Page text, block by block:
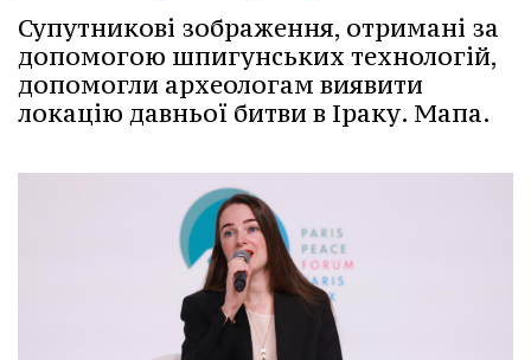
Супутникові зображення, отримані за
допомогою шпигунських технологій,
допомогли археологам виявити
локацію давньої битви в Іраку. Мапа.